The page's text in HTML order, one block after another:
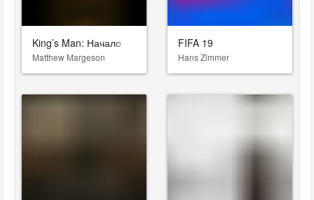
King’s Man: Начало
Matthew Margeson
FIFA 19
Hans Zimmer